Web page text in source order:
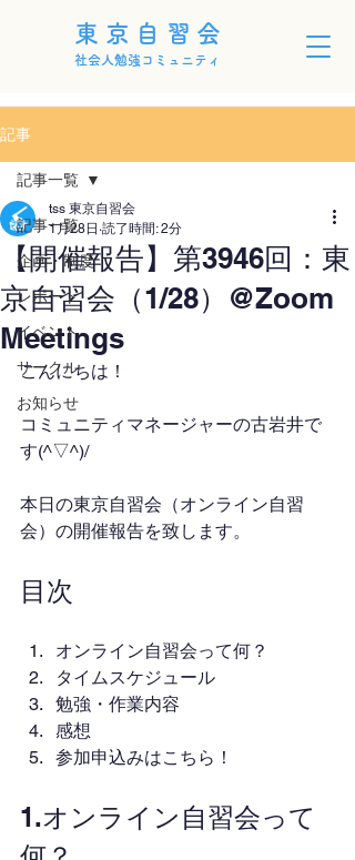
東京自習会
社会人勉強コミュニティ
記事
記事一覧
企画・制度
レポート
イベント
サークル
お知らせ
記事一覧
【開催報告】第3946回：東
京自習会（1/28）@Zoom
Meetings
tss 東京自習会
1月28日 読了時間: 2分
こんにちは！
コミュニティマネージャーの古岩井で
す(^▽^)/
本日の東京自習会（オンライン自習
会）の開催報告を致します。
目次
オンライン自習会って何？
タイムスケジュール
勉強・作業内容
感想
参加申込みはこちら！
1.オンライン自習会って